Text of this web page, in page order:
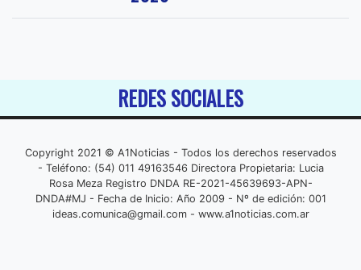
REDES SOCIALES
Copyright 2021 © A1Noticias - Todos los derechos reservados
- Teléfono: (54) 011 49163546 Directora Propietaria: Lucia
Rosa Meza Registro DNDA RE-2021-45639693-APN-
DNDA#MJ - Fecha de Inicio: Año 2009 - Nº de edición: 001
ideas.comunica@gmail.com- www.a1noticias.com.ar